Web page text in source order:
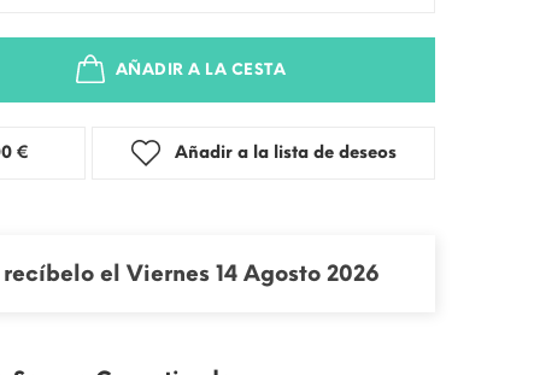
AÑADIR A LA CESTA
3,00 € Añadir a la lista de deseos
el Viernes 14 Agosto 2026